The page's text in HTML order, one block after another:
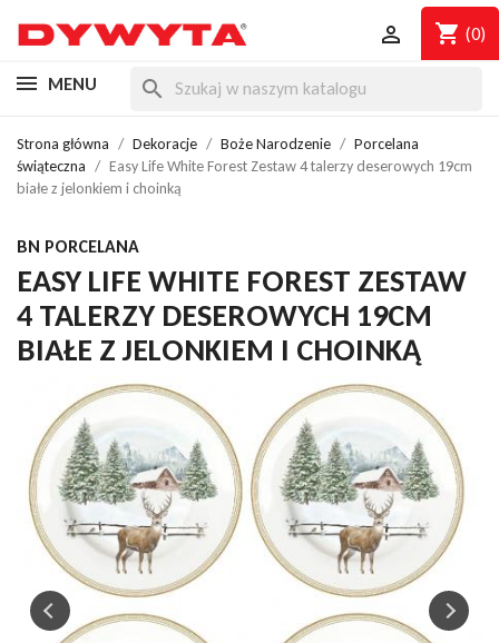
shopping_cart (0)

MENU search
Strona główna Dekoracje Boże Narodzenie
Porcelana
świąteczna
Easy Life White Forest Zestaw 4 talerzy deserowych 19cm
białe z jelonkiem i choinką
BN PORCELANA
EASY LIFE WHITE FOREST ZESTAW
4 TALERZY DESEROWYCH 19CM
BIAŁE Z JELONKIEM I CHOINKĄ